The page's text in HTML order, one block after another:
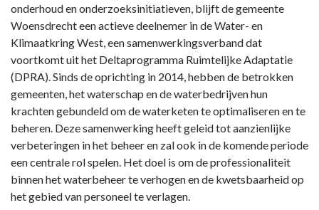
onderhoud en onderzoeksinitiatieven, blijft de gemeente
Woensdrecht een actieve deelnemer in de Water- en
Klimaatkring West, een samenwerkingsverband dat
voortkomt uit het Deltaprogramma Ruimtelijke Adaptatie
(DPRA). Sinds de oprichting in 2014, hebben de betrokken
gemeenten, het waterschap en de waterbedrijven hun
krachten gebundeld om de waterketen te optimaliseren en te
beheren. Deze samenwerking heeft geleid tot aanzienlijke
verbeteringen in het beheer en zal ook in de komende periode
een centrale rol spelen. Het doel is om de professionaliteit
binnen het waterbeheer te verhogen en de kwetsbaarheid op
het gebied van personeel te verlagen.